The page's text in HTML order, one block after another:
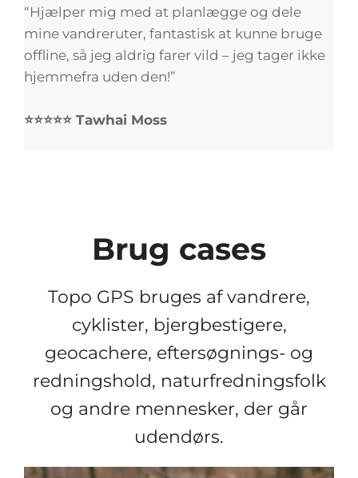
“Hjælper mig med at planlægge og dele
mine vandreruter, fantastisk at kunne bruge
offline, så jeg aldrig farer vild – jeg tager ikke
hjemmefra uden den!”
⭐⭐⭐⭐⭐ Tawhai Moss
Brug cases
Topo GPS bruges af vandrere,
cyklister, bjergbestigere,
geocachere, eftersøgnings- og
redningshold, naturfredningsfolk
og andre mennesker, der går
udendørs.